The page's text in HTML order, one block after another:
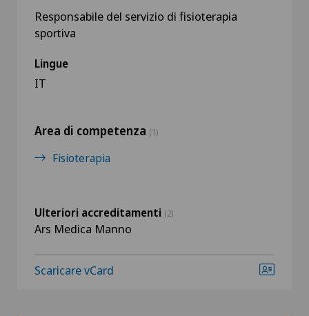
Responsabile del servizio di fisioterapia
sportiva
Lingue
IT
Area di competenza (1)
Fisioterapia
Ulteriori accreditamenti (2)
Ars Medica Manno
Scaricare vCard